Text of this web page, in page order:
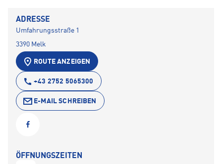
ADRESSE
Umfahrungsstraße 1
3390 Melk
ROUTE ANZEIGEN
+43 2752 5065300
E-MAIL SCHREIBEN
ÖFFNUNGSZEITEN